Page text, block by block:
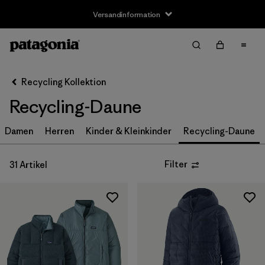
Versandinformation
Filter by
Größe
(1)
6-12m (1)
12-18m
3 Jahre (1)
4 Jahre (1)
Recycling Kollektion
Recycling-Daune
Damen Herren Kinder & Kleinkinder Recycling-Daune
31 Artikel Filter